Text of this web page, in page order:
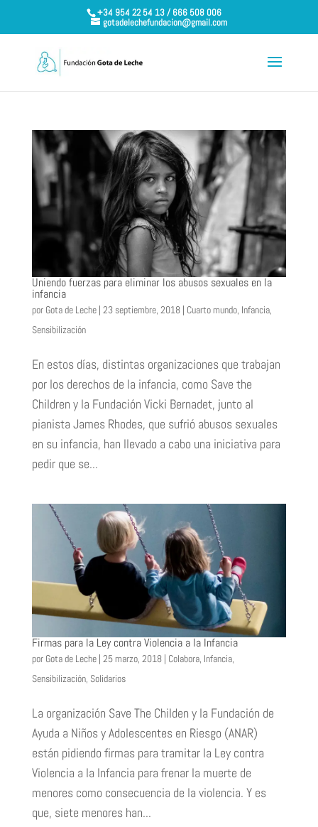
+34 954 22 54 13 / 666 508 006
gotadelechefundacion@gmail.com
Uniendo fuerzas para eliminar los abusos sexuales en la
infancia
por Gota de Leche| 23 septiembre, 2018| Cuarto mundo, Infancia,
Sensibilización
En estos días, distintas organizaciones que trabajan
por los derechos de la infancia, como Save the
Children y la Fundación Vicki Bernadet, junto al
pianista James Rhodes, que sufrió abusos sexuales
en su infancia, han llevado a cabo una iniciativa para
pedir que se...
Firmas para la Ley contra Violencia a la Infancia
por Gota de Leche| 25 marzo, 2018| Colabora, Infancia,
Sensibilización, Solidarios
La organización Save The Childen y la Fundación de
Ayuda a Niños y Adolescentes en Riesgo (ANAR)
están pidiendo firmas para tramitar la Ley contra
Violencia a la Infancia para frenar la muerte de
menores como consecuencia de la violencia. Y es
que, siete menores han...